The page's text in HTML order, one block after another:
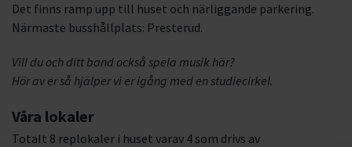
Det finns ramp upp till huset och närliggande parkering.
Närmaste busshållplats: Presterud.
Vill du och ditt band också spela musik här?
Hör av er så hjälper vi er igång med en studiecirkel.
Våra lokaler
Totalt 8 replokaler i huset varav 4 som drivs av